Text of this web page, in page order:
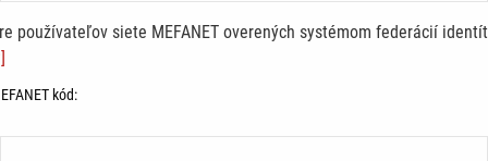
používateľov siete MEFANET overených systémom federácií identít
kód: